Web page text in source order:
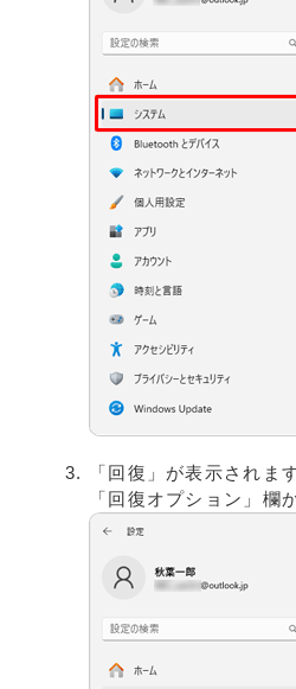
「回復」が表示されます
「回復オプション」欄